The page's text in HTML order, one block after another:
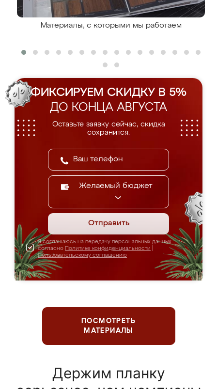
Материалы, с которыми мы работаем
ФИКСИРУЕМ СКИДКУ В 5%
ДО КОНЦА АВГУСТА
Оставьте заявку сейчас, скидка
сохранится.
Желаемый бюджет
Отправить
Я соглашаюсь на передачу персональных данных
согласно Политике конфиденциальности
Пользовательскому соглашению
ПОСМОТРЕТЬ
МАТЕРИАЛЫ
Держим планку